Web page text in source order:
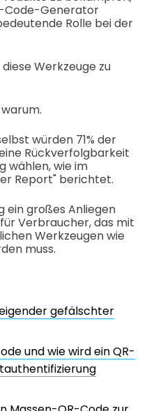
Code-Generator
Rolle bei der
Werkzeuge zu
würden 71% der
Rückverfolgbarkeit
wählen, wie im
Report" berichtet.
ein großes Anliegen
Verbraucher, das mit
Werkzeugen wie
muss.
gefälschter
und wie wird ein QR-